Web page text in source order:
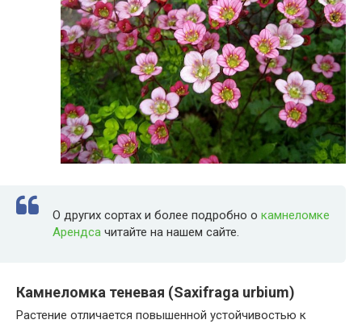
О других сортах и более подробно о камнеломке
Арендса читайте на нашем сайте.
Камнеломка теневая (Saxifraga urbium)
Растение отличается повышенной устойчивостью к